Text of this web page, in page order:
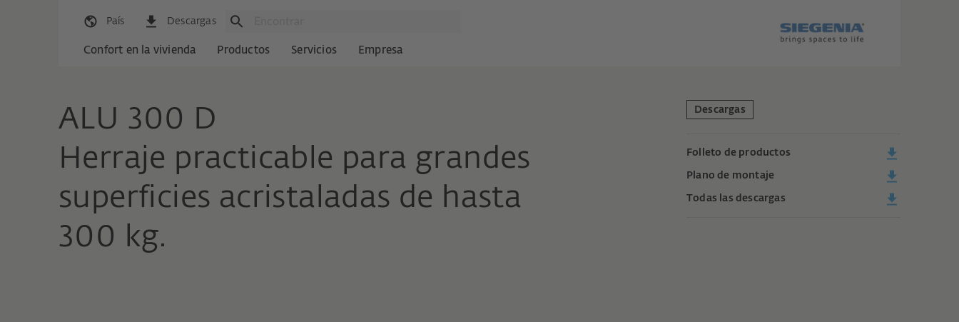
País Descargas
Confort en la vivienda Productos Servicios Empresa
ALU 300 D
Herraje practicable para grandes
superficies acristaladas de hasta
300 kg.
Descargas
Folleto de productos
Plano de montaje
Todas las descargas